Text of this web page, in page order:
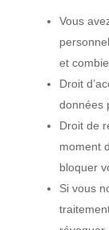
Vous
et
Droit
données
Droit de
moment
bloquer
Si vous